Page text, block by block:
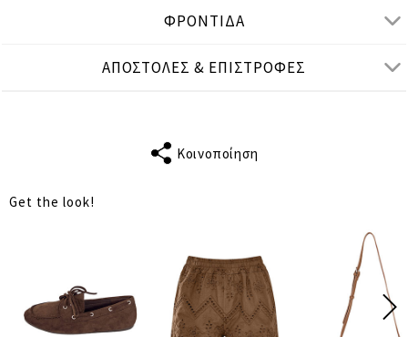
in
ΜΗΚΟΣ
ΠΕΡΙΦΕΡΕΙΑ
S-M L-XL
96
104
ΦΡΟΝΤΙΔΑ
ΑΠΟΣΤΟΛΕΣ & ΕΠΙΣΤΡΟΦΕΣ
Κοινοποίηση
Get the look!